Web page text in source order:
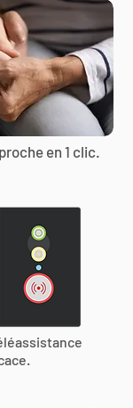
en 1 clic.